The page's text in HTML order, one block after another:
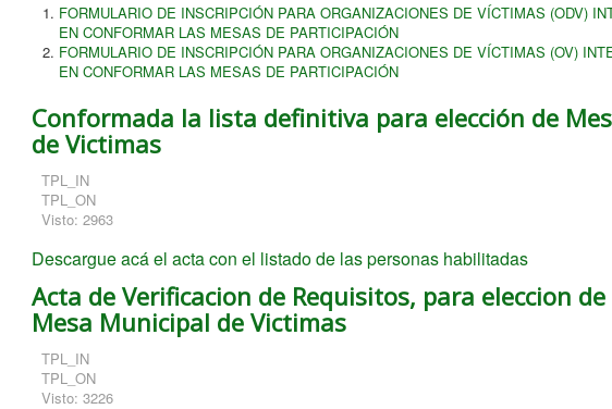
FORMULARIO DE INSCRIPCIÓN PARA ORGANIZACIONES DE VÍCTIMAS (ODV)
EN CONFORMAR LAS MESAS DE PARTICIPACIÓN
FORMULARIO DE INSCRIPCIÓN PARA ORGANIZACIONES DE VÍCTIMAS (OV)
EN CONFORMAR LAS MESAS DE PARTICIPACIÓN
Conformada la lista definitiva para elección de
de Victimas
TPL_IN
TPL_ON
Visto: 2963
Descargue acá el acta con el listado de las personas habilitadas
Acta de Verificacion de Requisitos, para eleccion
Mesa Municipal de Victimas
TPL_IN
TPL_ON
Visto: 3226